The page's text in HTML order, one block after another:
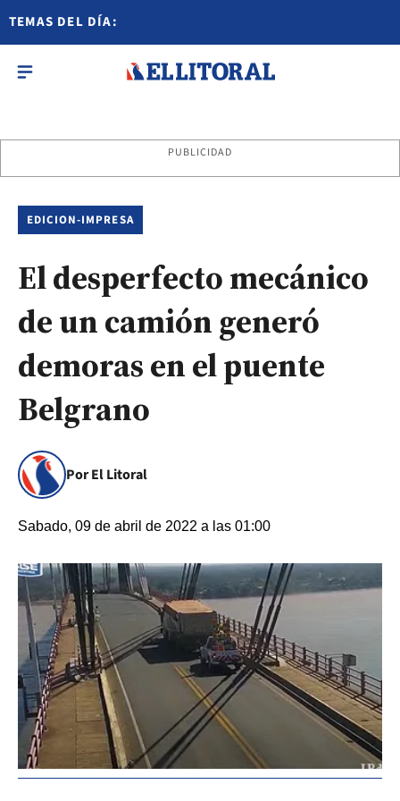
TEMAS DEL DÍA:
PUBLICIDAD
EDICION-IMPRESA
El desperfecto mecánico
de un camión generó
demoras en el puente
Belgrano
Por El Litoral
Sabado, 09 de abril de 2022 a las 01:00